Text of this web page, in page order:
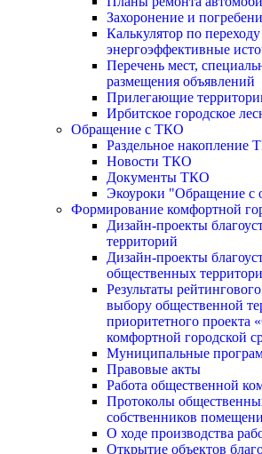
Захоронение и
Калькулятор по
энергоэффективные
Перечень мест,
размещения объявлений
Прилегающие
Ирбитское городское
Обращение с ТКО
Раздельное накопление
Новости ТКО
Документы ТКО
Экоуроки "Обращение с
Формирование комфортной
Дизайн-проекты
территорий
Дизайн-проекты
общественных
Результаты
выбору общественной
приоритетного проекта
комфортной городской
Муниципальные
Правовые акты
Работа общественной
Протоколы
собственников
О ходе производства
Открытие объектов